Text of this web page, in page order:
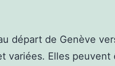
départ de Genève
variées. Elles peuvent